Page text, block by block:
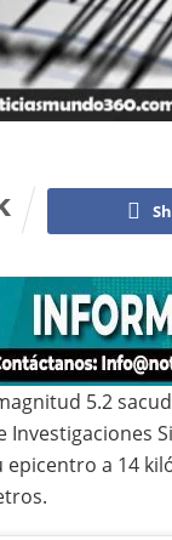
5.2
Investigaciones
epicentro a 14